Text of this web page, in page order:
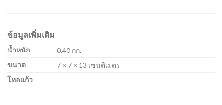
ข้อมูลเพิ่มเติม
น้ำหนัก
0.40 กก.
ขนาด
7 × 7 × 13 เซนติเมตร
โหลแก้ว